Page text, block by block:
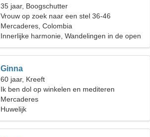
35 jaar, Boogschutter
Vrouw op zoek naar een stel 36-46
Mercaderes, Colombia
Innerlijke harmonie, Wandelingen in de open
lucht
Ginna
60 jaar, Kreeft
Ik ben dol op winkelen en mediteren
Mercaderes
Huwelijk